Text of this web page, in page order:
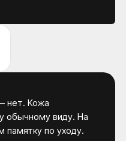
нет. Кожа
обычному виду. На
памятку по уходу.